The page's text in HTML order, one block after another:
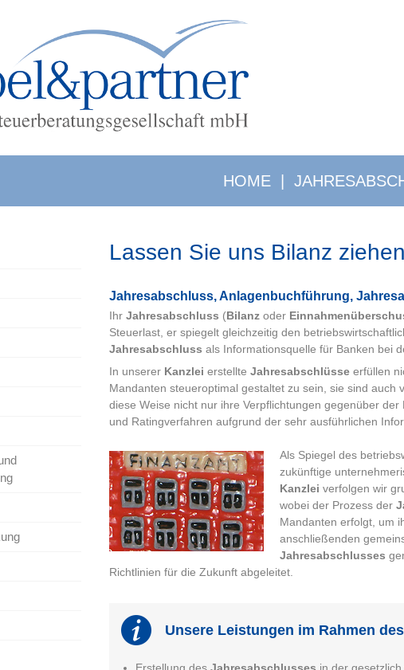
HOME
Lassen Sie uns Bilanz
Jah­res­ab­schluss, Anlagenbuchführung,
Ihr Jahresabschluss (Bilanz oder
Steuerlast, er spiegelt gleichzeitig den
Jahresabschluss als Informationsquelle für Banken bei
In unserer Kanzlei erstellte Jahresabschlüsse erfüllen
Mandanten steueroptimal gestaltet zu sein, sie sind
diese Weise nicht nur ihre Verpflichtungen gegenüber
und Ratingverfahren aufgrund der sehr ausführlichen
Als Spiegel des
zukünftige
Kanzlei verfolgen wir
wobei der Prozess der
Mandanten erfolgt, um
anschließenden
Jahresabschlusses
Richtlinien für die Zukunft abgeleitet.
Unsere Leistungen im Rahmen